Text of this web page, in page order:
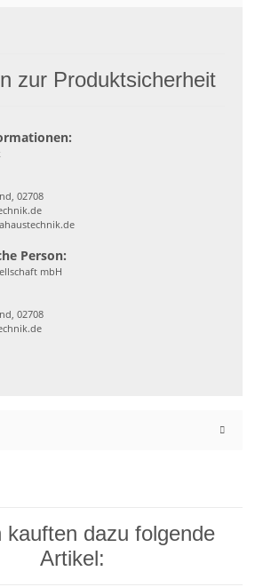
zur Produktsicherheit
02708
Person:
mbH
02708
kauften dazu folgende
Artikel: